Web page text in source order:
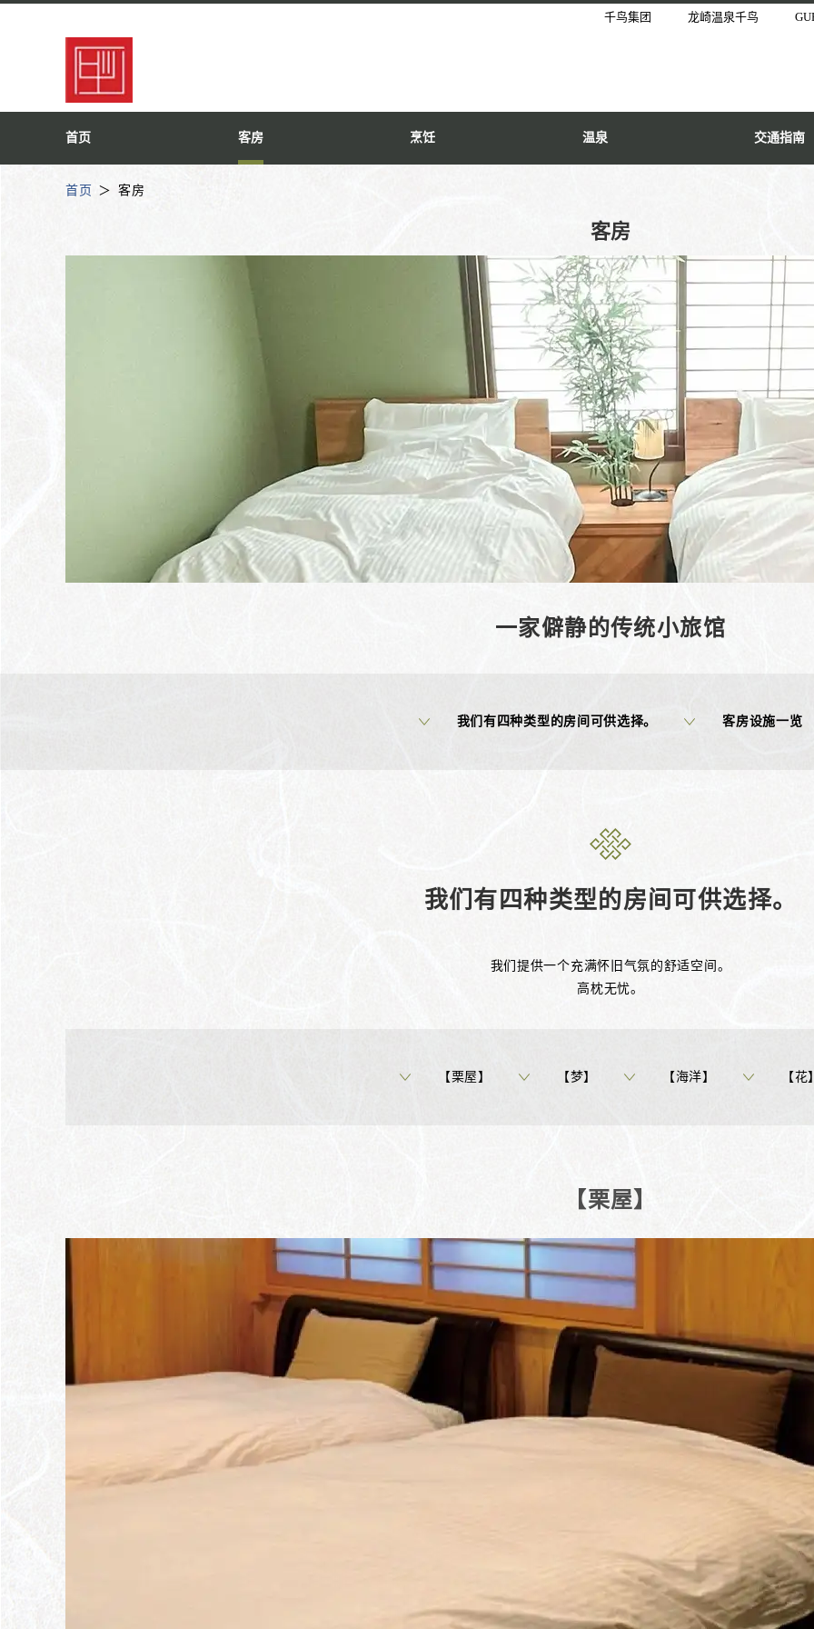
千鸟集团 龙崎温泉千鸟
首页 客房 烹饪 温泉 交通指南
首页 客房
客房
一家僻静的传统小旅馆
我们有四种类型的房间可供选择。 客房设施一览
我们有四种类型的房间可供选择。
我们提供一个充满怀旧气氛的舒适空间。
高枕无忧。
【栗屋】 【梦】 【海洋】 【花
【栗屋】